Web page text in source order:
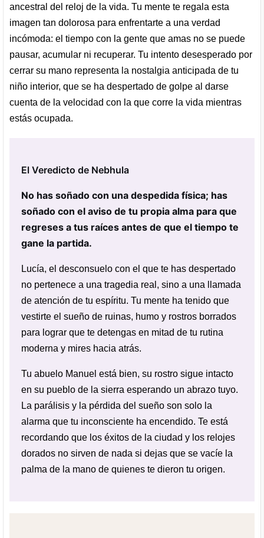
ancestral del reloj de la vida. Tu mente te regala esta
imagen tan dolorosa para enfrentarte a una verdad
incómoda: el tiempo con la gente que amas no se puede
pausar, acumular ni recuperar. Tu intento desesperado por
cerrar su mano representa la nostalgia anticipada de tu
niño interior, que se ha despertado de golpe al darse
cuenta de la velocidad con la que corre la vida mientras
estás ocupada.
El Veredicto de Nebhula
No has soñado con una despedida física; has
soñado con el aviso de tu propia alma para que
regreses a tus raíces antes de que el tiempo te
gane la partida.
Lucía, el desconsuelo con el que te has despertado
no pertenece a una tragedia real, sino a una llamada
de atención de tu espíritu. Tu mente ha tenido que
vestirte el sueño de ruinas, humo y rostros borrados
para lograr que te detengas en mitad de tu rutina
moderna y mires hacia atrás.
Tu abuelo Manuel está bien, su rostro sigue intacto
en su pueblo de la sierra esperando un abrazo tuyo.
La parálisis y la pérdida del sueño son solo la
alarma que tu inconsciente ha encendido. Te está
recordando que los éxitos de la ciudad y los relojes
dorados no sirven de nada si dejas que se vacíe la
palma de la mano de quienes te dieron tu origen.